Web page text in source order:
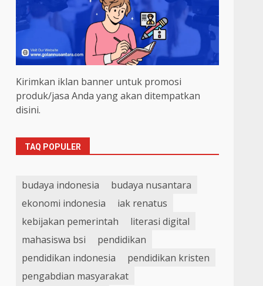
Kirimkan iklan banner untuk promosi
produk/jasa Anda yang akan ditempatkan
disini.
TAQ POPULER
budaya indonesia
budaya nusantara
ekonomi indonesia
iak renatus
kebijakan pemerintah
literasi digital
mahasiswa bsi
pendidikan
pendidikan indonesia
pendidikan kristen
pengabdian masyarakat